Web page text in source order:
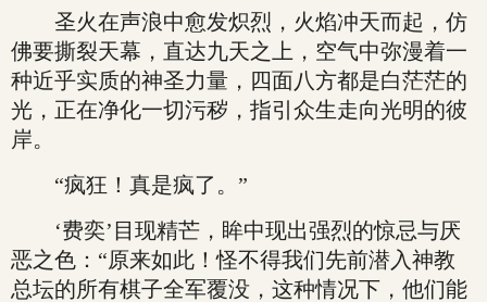
圣火在声浪中愈发炽烈，火焰冲天而起，仿
佛要撕裂天幕，直达九天之上，空气中弥漫着一
种近乎实质的神圣力量，四面八方都是白茫茫的
光，正在净化一切污秽，指引众生走向光明的彼
岸。
“疯狂！真是疯了。”
‘费奕’目现精芒，眸中现出强烈的惊忌与厌
恶之色：“原来如此！怪不得我们先前潜入神教
总坛的所有棋子全军覆没，这种情况下，他们能